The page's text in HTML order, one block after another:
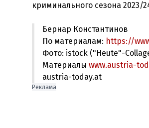
Бернар Константинов
По материалам: https://
Фото: istock ("Heute"-
Материалы www.austria-
austria-today.at
Реклама